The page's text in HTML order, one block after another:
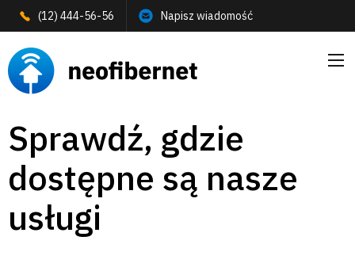
Przejdź do treści
(12) 444-56-56 Napisz wiadomość
Sprawdź, gdzie
dostępne są nasze
usługi